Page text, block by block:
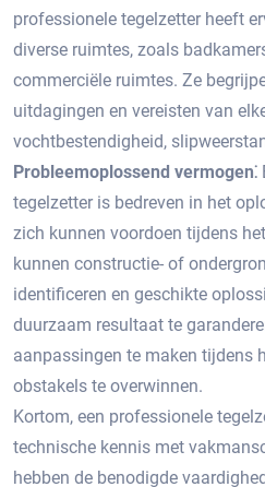
professionele tegelzetter heeft
diverse ruimtes, zoals
commerciële ruimtes.​ Ze
uitdagingen en vereisten van
vochtbestendigheid,
Probleemoplossend vermogen⁚
tegelzetter is bedreven in het
zich kunnen voordoen tijdens
kunnen constructie- of
identificeren en geschikte
duurzaam resultaat te
aanpassingen te maken tijdens
obstakels te overwinnen.​
Kortom, een professionele
technische kennis met
hebben de benodigde